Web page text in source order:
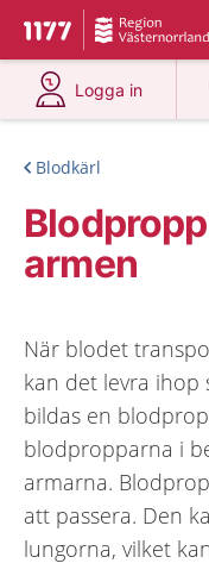
Till startsidan för 1177
Du har valt
Logga in
på 1177.se
Blodkärl
armen
När blodet
kan det levra ihop
bildas en
blodpropparna i
armarna.
att passera. Den
lungorna, vilket